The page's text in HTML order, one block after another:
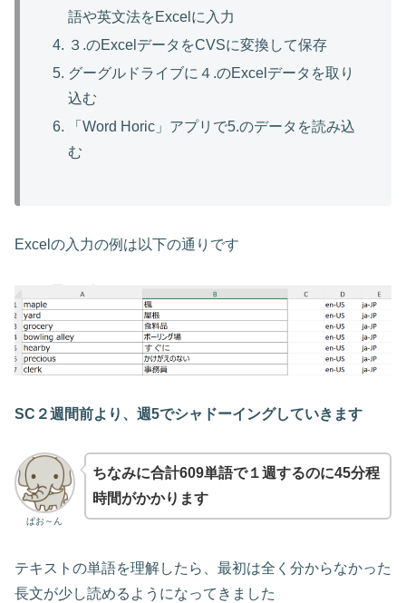
語や英文法をExcelに入力
３.のExcelデータをCVSに変換して保存
グーグルドライブに４.のExcelデータを取り
込む
「Word Horic」アプリで5.のデータを読み込
む
Excelの入力の例は以下の通りです
SC２週間前より、週5でシャドーイングしていきます
ぱお～ん
ちなみに合計609単語で１週するのに45分程
時間がかかります
テキストの単語を理解したら、最初は全く分からなかった
長文が少し読めるようになってきました